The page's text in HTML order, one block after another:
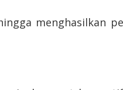
menghasilkan